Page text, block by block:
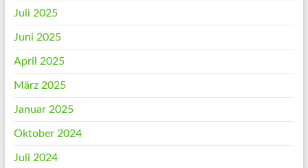
Juli 2025
Juni 2025
April 2025
März 2025
Januar 2025
Oktober 2024
Juli 2024